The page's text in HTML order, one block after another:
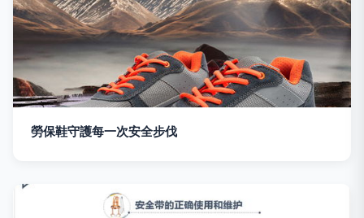
勞保鞋守護每一次安全步伐